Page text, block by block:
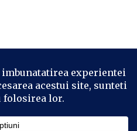
786 513
Decembrie, bl. E